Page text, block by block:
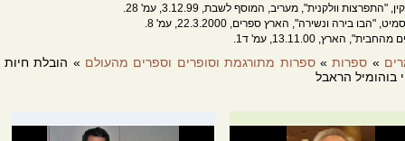
"התפרצות וולקנית", מעריב, המוסף לשבת, 3.12.99, עמ' 28.
"הבו בירה ונשירה", הארץ ספרים, 22.3.2000, עמ' 8.
הארץ, 13.11.00, עמ' ד1.
» ספרות»ספרות מתורגמת וסופרים וספרים מהעולם » הובלת חיות
בוהומיל הראבל